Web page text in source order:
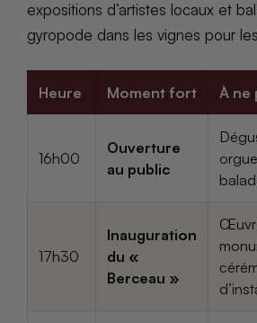
expositions d’artistes locaux et
gyropode dans les vignes pour
Heure Moment fort À ne
16h00
Ouverture
au public
17h30
Inauguration
du «
Berceau »